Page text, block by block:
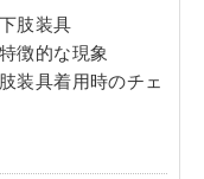
肢装具
徴的な現象
装具着用時のチェ